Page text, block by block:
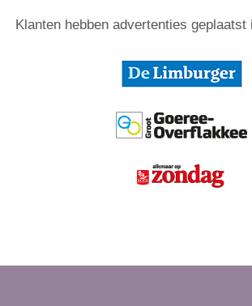
Klanten hebben advertenties geplaatst